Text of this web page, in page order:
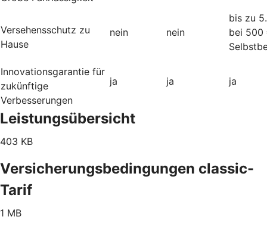
Versehensschutz zu
Hause
nein nein
bis zu
bei 500
Innovationsgarantie für
zukünftige
Verbesserungen
ja ja ja
Leistungsübersicht
403 KB
Versicherungsbedingungen classic-
Tarif
1 MB